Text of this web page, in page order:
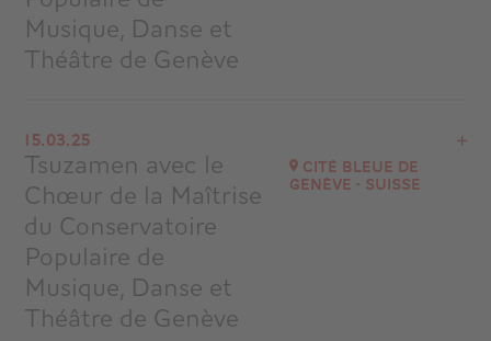
Musique, Danse et
Théâtre de Genève
Cité Bleue de Genève - Suisse
à 17H00
Accéder au site
15.03.25
Tsuzamen avec le
Chœur de la Maîtrise
du Conservatoire
Populaire de
Musique, Danse et
Théâtre de Genève
Cité Bleue de
Genève - Suisse